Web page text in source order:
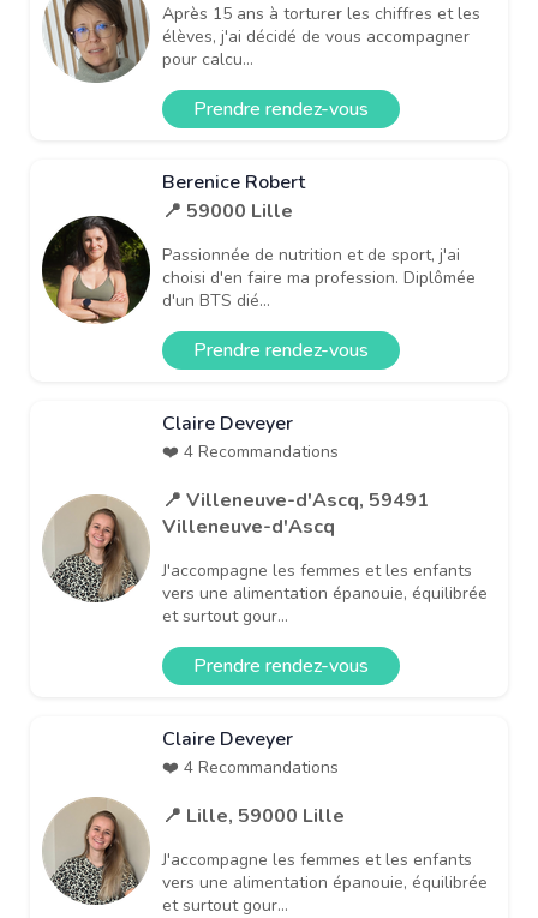
Après 15 ans à torturer les chiffres et les
élèves, j'ai décidé de vous accompagner
pour calcu...
Prendre rendez-vous
Berenice Robert
📍 59000 Lille
Passionnée de nutrition et de sport, j'ai
choisi d'en faire ma profession. Diplômée
d'un BTS dié...
Prendre rendez-vous
Claire Deveyer
❤️ 4 Recommandations
📍 Villeneuve-d'Ascq, 59491
Villeneuve-d'Ascq
J'accompagne les femmes et les enfants
vers une alimentation épanouie, équilibrée
et surtout gour...
Prendre rendez-vous
Claire Deveyer
❤️ 4 Recommandations
📍 Lille, 59000 Lille
J'accompagne les femmes et les enfants
vers une alimentation épanouie, équilibrée
et surtout gour...